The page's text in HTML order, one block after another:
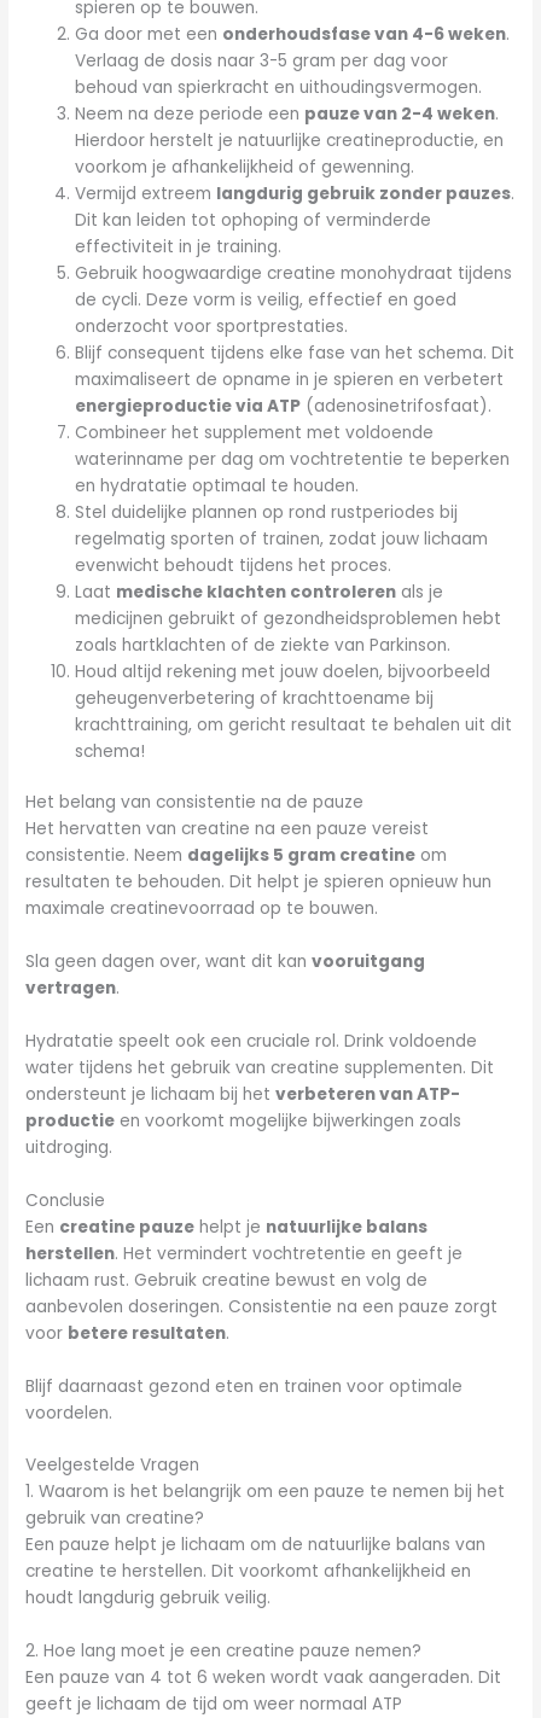
spieren op te bouwen.
Ga door met een onderhoudsfase van 4-6 weken.
Verlaag de dosis naar 3-5 gram per dag voor
behoud van spierkracht en uithoudingsvermogen.
Neem na deze periode een pauze van 2-4 weken.
Hierdoor herstelt je natuurlijke creatineproductie, en
voorkom je afhankelijkheid of gewenning.
Vermijd extreem langdurig gebruik zonder pauzes.
Dit kan leiden tot ophoping of verminderde
effectiviteit in je training.
Gebruik hoogwaardige creatine monohydraat tijdens
de cycli. Deze vorm is veilig, effectief en goed
onderzocht voor sportprestaties.
Blijf consequent tijdens elke fase van het schema. Dit
maximaliseert de opname in je spieren en verbetert
energieproductie via ATP (adenosinetrifosfaat).
Combineer het supplement met voldoende
waterinname per dag om vochtretentie te beperken
en hydratatie optimaal te houden.
Stel duidelijke plannen op rond rustperiodes bij
regelmatig sporten of trainen, zodat jouw lichaam
evenwicht behoudt tijdens het proces.
Laat medische klachten controleren als je
medicijnen gebruikt of gezondheidsproblemen hebt
zoals hartklachten of de ziekte van Parkinson.
Houd altijd rekening met jouw doelen, bijvoorbeeld
geheugenverbetering of krachttoename bij
krachttraining, om gericht resultaat te behalen uit dit
schema!
Het belang van consistentie na de pauze
Het hervatten van creatine na een pauze vereist
consistentie. Neem dagelijks 5 gram creatine om
resultaten te behouden. Dit helpt je spieren opnieuw hun
maximale creatinevoorraad op te bouwen.
Sla geen dagen over, want dit kanvooruitgang
vertragen.
Hydratatie speelt ook een cruciale rol. Drink voldoende
water tijdens het gebruik van creatine supplementen. Dit
ondersteunt je lichaam bij hetverbeteren van ATP-
productie en voorkomt mogelijke bijwerkingen zoals
uitdroging.
Conclusie
Een creatine pauze helpt je natuurlijke balans
herstellen. Het vermindert vochtretentie en geeft je
lichaam rust. Gebruik creatine bewust en volg de
aanbevolen doseringen. Consistentie na een pauze zorgt
voor betere resultaten.
Blijf daarnaast gezond eten en trainen voor optimale
voordelen.
Veelgestelde Vragen
1. Waarom is het belangrijk om een pauze te nemen bij het
gebruik van creatine?
Een pauze helpt je lichaam om de natuurlijke balans van
creatine te herstellen. Dit voorkomt afhankelijkheid en
houdt langdurig gebruik veilig.
2. Hoe lang moet je een creatine pauze nemen?
Een pauze van 4 tot 6 weken wordt vaak aangeraden. Dit
geeft je lichaam de tijd om weer normaal ATP